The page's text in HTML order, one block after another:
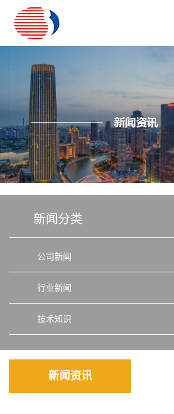
新闻分类
公司新闻
行业新闻
技术知识
新闻资讯